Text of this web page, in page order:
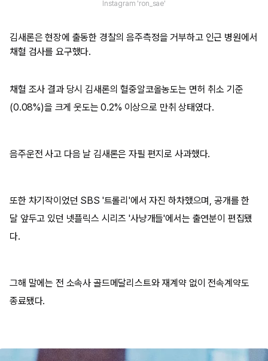
Instagram 'ron_sae'
김새론은 현장에 출동한 경찰의 음주측정을 거부하고 인근 병원에서
채혈 검사를 요구했다.
채혈 조사 결과 당시 김새론의 혈중알코올농도는 면허 취소 기준
(0.08%)을 크게 웃도는 0.2% 이상으로 만취 상태였다.
음주운전 사고 다음 날 김새론은 자필 편지로 사과했다.
또한 차기작이었던 SBS '트롤리'에서 자진 하차했으며, 공개를 한
달 앞두고 있던 넷플릭스 시리즈 '사냥개들'에서는 출연분이 편집됐
다.
그해 말에는 전 소속사 골드메달리스트와 재계약 없이 전속계약도
종료됐다.